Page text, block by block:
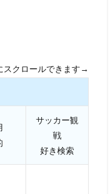
スクロールできます→
サッカー観
戦
好き検索